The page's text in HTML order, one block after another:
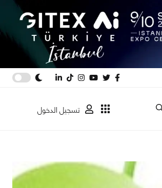
تسجيل الدخول